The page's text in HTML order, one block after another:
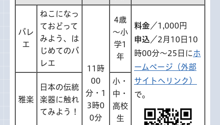
バレ
エ
ねこになっ
ておどって
みよう、は
じめてのバ
レエ
11時
00
分・1
3時0
0分
4歳
～小
学1
年
料金 ／1,000円
申込 ／2月10日10
時00分～25日に ホ
ームページ（外部
サイトへリンク）
で。
雅楽
日本の伝統
楽器に触れ
てみよう！
小・
中・
高校
生